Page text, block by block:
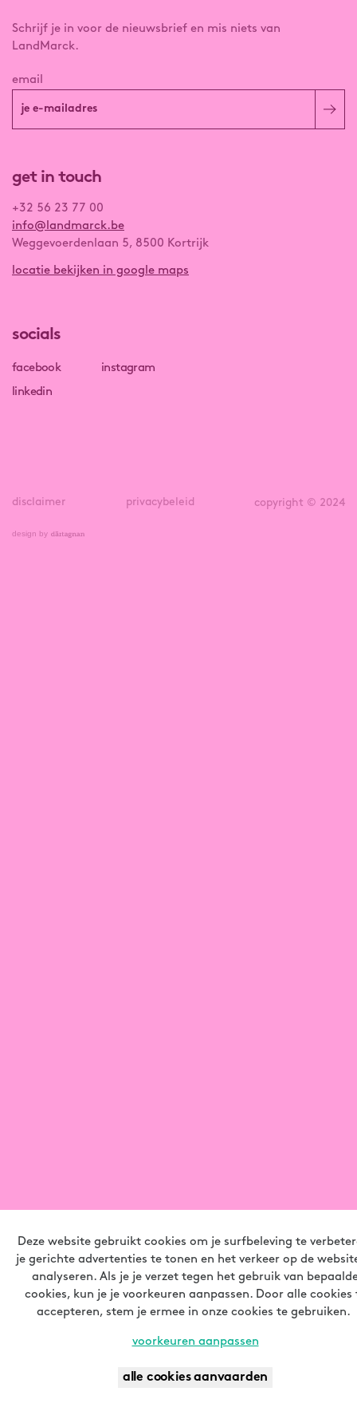
Schrijf je in voor de nieuwsbrief en mis niets van
LandMarck.
email
get in touch
+32 56 23 77 00
info@landmarck.be
Weggevoerdenlaan 5, 8500 Kortrijk
locatie bekijken in google maps
socials
facebook
linkedin
instagram
disclaimer privacybeleid copyright © 2024
design by
JOUW BEURS OF EVENT OP
Deze website gebruikt cookies om je surfbeleving te
je gerichte advertenties te tonen en het verkeer op de
analyseren. Als je je verzet tegen het gebruik van
cookies, kun je je voorkeuren aanpassen. Door alle cookies
accepteren, stem je ermee in onze cookies te gebruiken.
voorkeuren aanpassen
alle cookies aanvaarden